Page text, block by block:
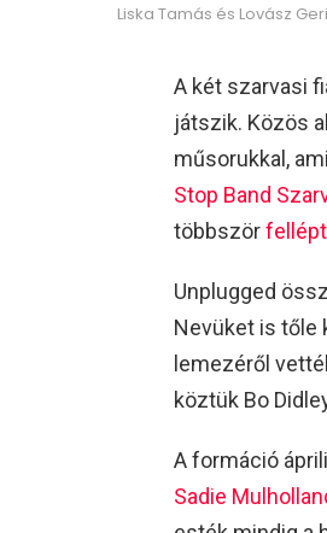
Liska Tamás és Lovász
A két szarvasi
játszik. Közös
műsorukkal,
Stop Band
többször
Unplugged
Nevüket is tőle
lemezéről
köztük Bo
A formáció
Sadie